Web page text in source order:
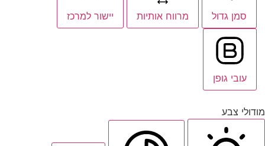
סמן גדול מרווח אותיות יישור למרכז
עובי גופן
מודולי צבע